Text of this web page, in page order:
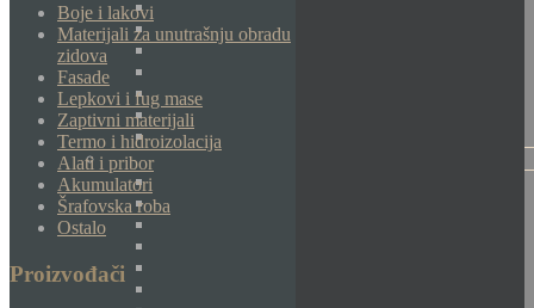
Boje i lakovi
Materijali za unutrašnju obradu
zidova
Fasade
Lepkovi i fug mase
Zaptivni materijali
Termo i hidroizolacija
Alati i pribor
Akumulatori
Šrafovska roba
Ostalo
Proizvođači